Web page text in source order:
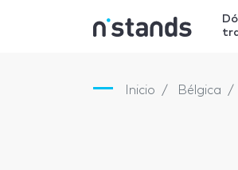
Inicio Bélgica